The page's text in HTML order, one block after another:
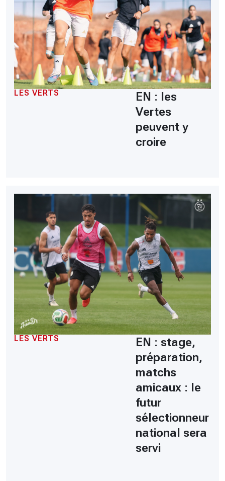
LES VERTS
EN : les
Vertes
peuvent y
croire
LES VERTS
EN : stage,
préparation,
matchs
amicaux : le
futur
sélectionneur
national sera
servi